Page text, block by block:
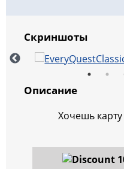
Скриншоты
Описание
Хочешь карту